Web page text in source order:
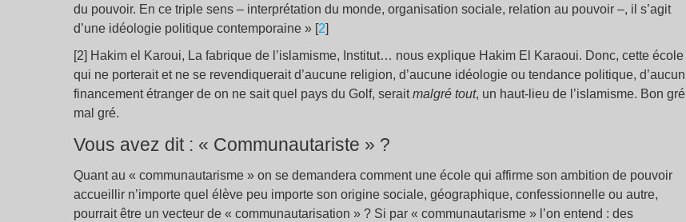
du pouvoir. En ce triple sens – interprétation du monde, organisation sociale, relation au pouvoir –, il s’agit
d’une idéologie politique contemporaine » [2]
[2] Hakim el Karoui, La fabrique de l’islamisme, Institut… nous explique Hakim El Karaoui. Donc, cette école
qui ne porterait et ne se revendiquerait d’aucune religion, d’aucune idéologie ou tendance politique, d’aucun
financement étranger de on ne sait quel pays du Golf, seraitmalgré tout, un haut-lieu de l’islamisme. Bon gré
mal gré.
Vous avez dit : « Communautariste » ?
Quant au « communautarisme » on se demandera comment une école qui affirme son ambition de pouvoir
accueillir n’importe quel élève peu importe son origine sociale, géographique, confessionnelle ou autre,
pourrait être un vecteur de « communautarisation » ? Si par « communautarisme » l’on entend : des